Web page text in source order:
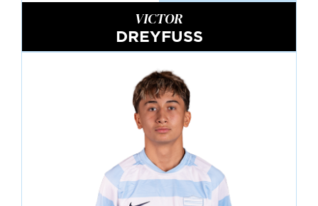
VICTOR
DREYFUSS